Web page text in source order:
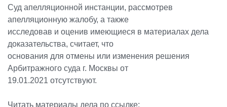
Суд апелляционной инстанции, рассмотрев
апелляционную жалобу, а также
исследовав и оценив имеющиеся в материалах дела
доказательства, считает, что
основания для отмены или изменения решения
Арбитражного суда г. Москвы от
19.01.2021 отсутствуют.
Читать материалы дела по ссылке: